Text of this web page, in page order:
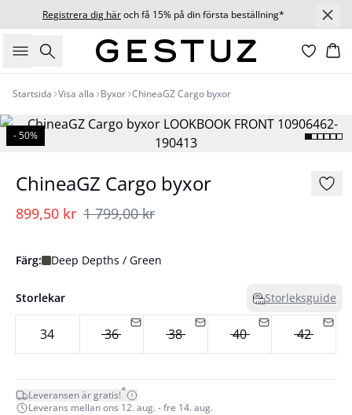
Registrera dig häroch få 15% på din första beställning*
Sök
Startsida Visa alla Byxor ChineaGZ Cargo byxor
- 50%
ChineaGZ Cargo byxor
899,50 kr 1 799,00 kr
Färg: Deep Depths / Green
Storlekar Storleksguide
34 36 38 40 42
Leveransen är gratis!*
Leverans mellan ons 12. aug. - fre 14. aug.